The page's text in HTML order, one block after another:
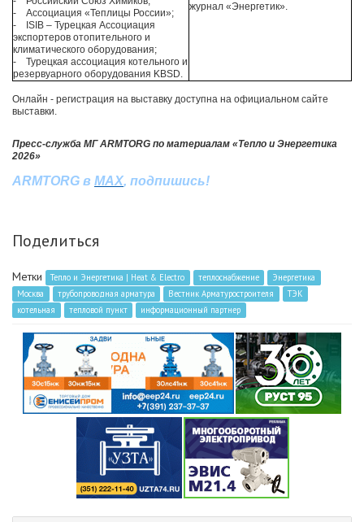
- Ассоциация «Теплицы России»;
- ISIB – Турецкая Ассоциация
экспортеров отопительного и
климатического оборудования;
- Турецкая ассоциация котельного и
резервуарного оборудования KBSD.
журнал «Энергетик».
Онлайн - регистрация на выставку доступна на официальном сайте
выставки.
Пресс-служба МГ ARMTORG по материалам «Тепло и Энергетика
2026»
ARMTORG в MAX, подпишись!
Поделиться
Метки Тепло и Энергетика | Heat & Electro теплоснабжение
Энергетика
Москва
трубопроводная арматура Вестник Арматуростроителя
ТЭК
котельная
тепловой пункт информационный партнер